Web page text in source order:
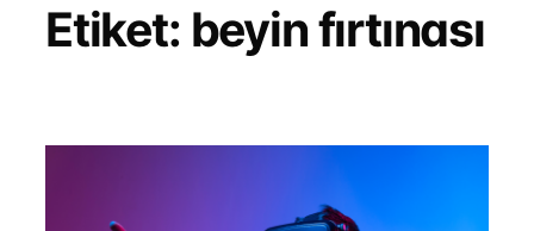
Etiket: beyin fırtınası